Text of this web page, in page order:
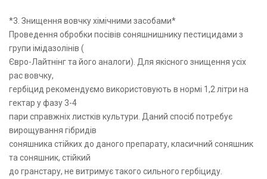
*3. Знищення вовчку хімічними засобами*
Проведення обробки посівів соняшнишнику пестицидами з
групи імідазолінів (
Євро-Лайтнінг та його аналоги). Для якісного знищення усіх
рас вовчку,
гербіцид рекомендуємо використовують в нормі 1,2 літри на
гектар у фазу 3-4
пари справжніх листків культури. Даний спосіб потребує
вирощування гібридів
соняшника стійких до даного препарату, класичний соняшник
та соняшник, стійкий
до гранстару, не витримує такого сильного гербіциду.